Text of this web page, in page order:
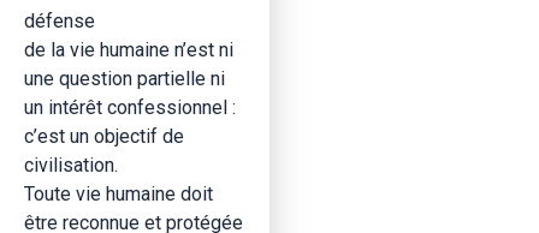
défense
de la vie humaine n’est ni
une question partielle ni
un intérêt confessionnel :
c’est un objectif de
civilisation.
Toute vie humaine doit
être reconnue et protégée